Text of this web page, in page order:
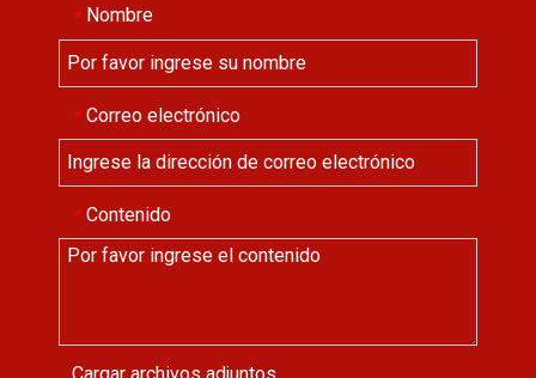
* Nombre
* Correo electrónico
* Contenido